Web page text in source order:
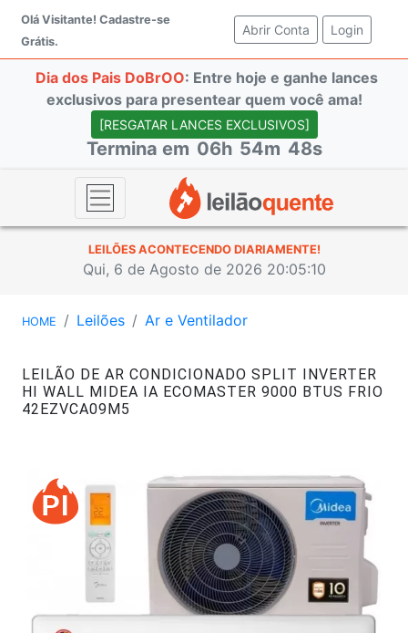
Olá Visitante! Cadastre-se
Grátis.
Abrir Conta (current)
Login
Dia dos Pais DoBrOO: Entre hoje e ganhe lances
exclusivos para presentear quem você ama!
[RESGATAR LANCES EXCLUSIVOS]
Termina em 06h 54m 47s
LEILÕES ACONTECENDO DIARIAMENTE!
Qui, 6 de Agosto de 2026 20:05:11
HOME Leilões Ar e Ventilador
LEILÃO DE AR CONDICIONADO SPLIT INVERTER
HI WALL MIDEA IA ECOMASTER 9000 BTUS FRIO
42EZVCA09M5